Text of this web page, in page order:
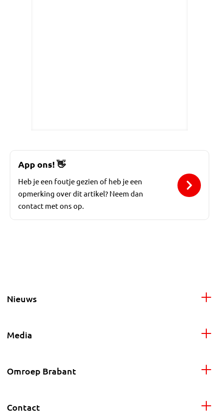
App ons!👋
Heb je een foutje gezien of heb je een
opmerking over dit artikel? Neem dan
contact met ons op.
Nieuws
Media
Omroep Brabant
Contact